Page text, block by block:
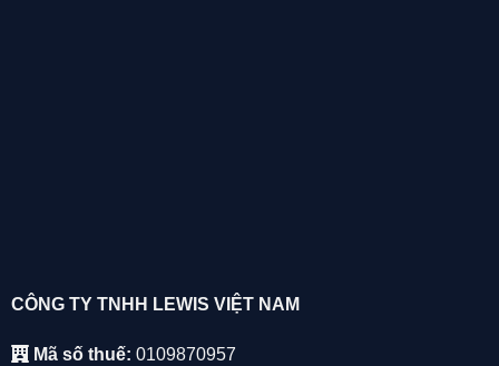
CÔNG TY TNHH LEWIS VIỆT NAM
Mã số thuế: 0109870957